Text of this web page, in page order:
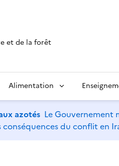
et de la forêt
Alimentation
azotés Le Gouvernement
du conflit en